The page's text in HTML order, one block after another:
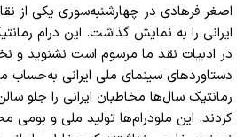
اصغر فرهادی در چهارشنبه‌سوری یکی از
ایرانی را به نمایش گذاشت. این درام
در ادبیات نقد ما مرسوم است نشنوید و
دستاورد‌های سینمای ملی ایرانی به‌حساب
رمانتیک سال‌ها مخاطبان ایرانی را جلو
کردند. این ملودرام‌ها تولید ملی و